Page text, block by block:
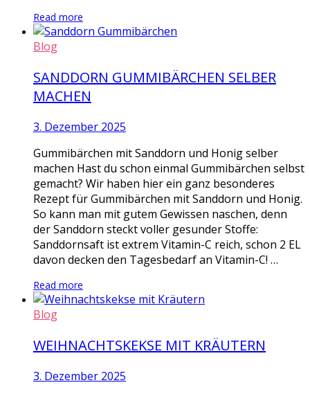
Read more
Blog
SANDDORN GUMMIBÄRCHEN SELBER
MACHEN
3. Dezember 2025
Gummibärchen mit Sanddorn und Honig selber
machen Hast du schon einmal Gummibärchen selbst
gemacht? Wir haben hier ein ganz besonderes
Rezept für Gummibärchen mit Sanddorn und Honig.
So kann man mit gutem Gewissen naschen, denn
der Sanddorn steckt voller gesunder Stoffe:
Sanddornsaft ist extrem Vitamin-C reich, schon 2 EL
davon decken den Tagesbedarf an Vitamin-C! …
Read more
Blog
WEIHNACHTSKEKSE MIT KRÄUTERN
3. Dezember 2025